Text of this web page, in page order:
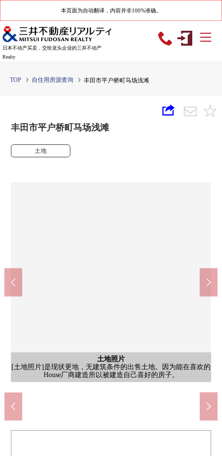
本页面为自动翻译，内容并非100%准确。
日本不动产买卖，交给龙头企业的三井不动产
Realty
TOP 自住用房源查询 丰田市平户桥町马场浅滩
丰田市平户桥町马场浅滩
土地
土地照片
[土地照片]是现状更地，无建筑条件的出售土地。因为能在喜欢的
House厂商建造所以被建造自己喜好的房子。
土地照片
[土地照片]是现状更地，无建筑条件的出售土地。因为能在喜欢的
House厂商建造所以被建造自己喜好的房子。
土地照片
[土地照片]是现状更地，无建筑条件的出售土地。因为能在喜欢的
House厂商建造所以被建造自己喜好的房子。
含有前面道路的外观
[前面道路]接道：一方面道路。因为能在喜欢的House厂商建造所
以被建造自己喜好的房子。
含有前面道路的外观
[前面道路]接道：一方面道路。因为能在喜欢的House厂商建造所
以被建造自己喜好的房子。
含有前面道路的外观
[前面道路]接道：一方面道路。因为能在喜欢的House厂商建造所
以被建造自己喜好的房子。
丰田市立青木小学(约1770m)
丰田市立猿投台中学校(约1700m)